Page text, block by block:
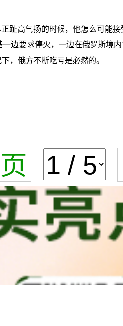
趾高气扬的时候，他怎么可能
边要求停火，一边在俄罗斯境
，俄方不断吃亏是必然的。